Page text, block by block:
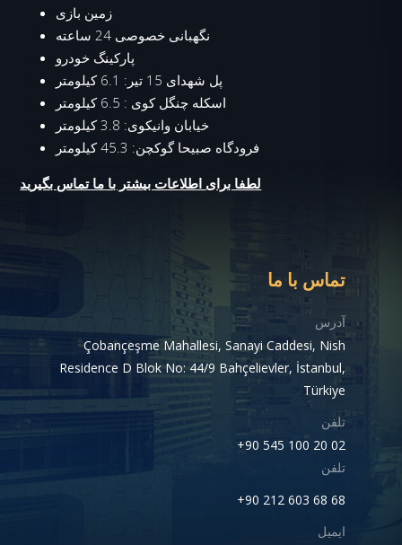
زمین بازی
نگهبانی خصوصی 24 ساعته
پارکینگ خودرو
پل شهدای 15 تیر: 6.1 کیلومتر
اسکله چنگل کوی : 6.5 کیلومتر
خیابان وانیکوی: 3.8 کیلومتر
فرودگاه صبیحا گوکچن: 45.3 کیلومتر
لطفا برای اطلاعات بیشتر با ما تماس بگیرید
تماس با ما
آدرس
Çobançeşme Mahallesi, Sanayi Caddesi, Nish
Residence D Blok No: 44/9 Bahçelievler, İstanbul,
Türkiye
تلفن
+90 545 100 20 02
تلفن
+90 212 603 68 68
ایمیل